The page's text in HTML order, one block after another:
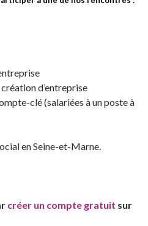
d’entreprise
clé (salariées à un poste à
en Seine-et-Marne.
créer un compte gratuit sur